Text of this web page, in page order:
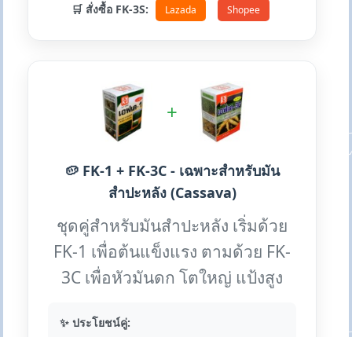
🛒 สั่งซื้อ FK-3S: Lazada Shopee
+
🥔 FK-1 + FK-3C - เฉพาะสำหรับมัน
สำปะหลัง (Cassava)
ชุดคู่สำหรับมันสำปะหลัง เริ่มด้วย
FK-1 เพื่อต้นแข็งแรง ตามด้วย FK-
3C เพื่อหัวมันดก โตใหญ่ แป้งสูง
✨ ประโยชน์คู่: